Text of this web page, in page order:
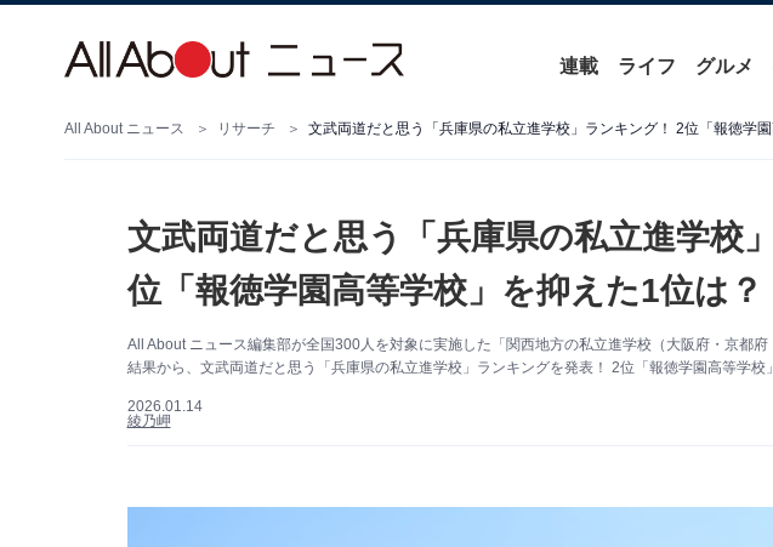
連載 ライフ グルメ
All About ニュース リサーチ
文武両道だと思う「兵庫県の私立進学校
位「報徳学園高等学校」を抑えた1位は？
All About ニュース編集部が全国300人を対象に実施した「関西地方の私立進学校（大阪府・京都
結果から、文武両道だと思う「兵庫県の私立進学校」ランキングを発表！ 2位「報徳学園高等学校
2026.01.14
綾乃岬